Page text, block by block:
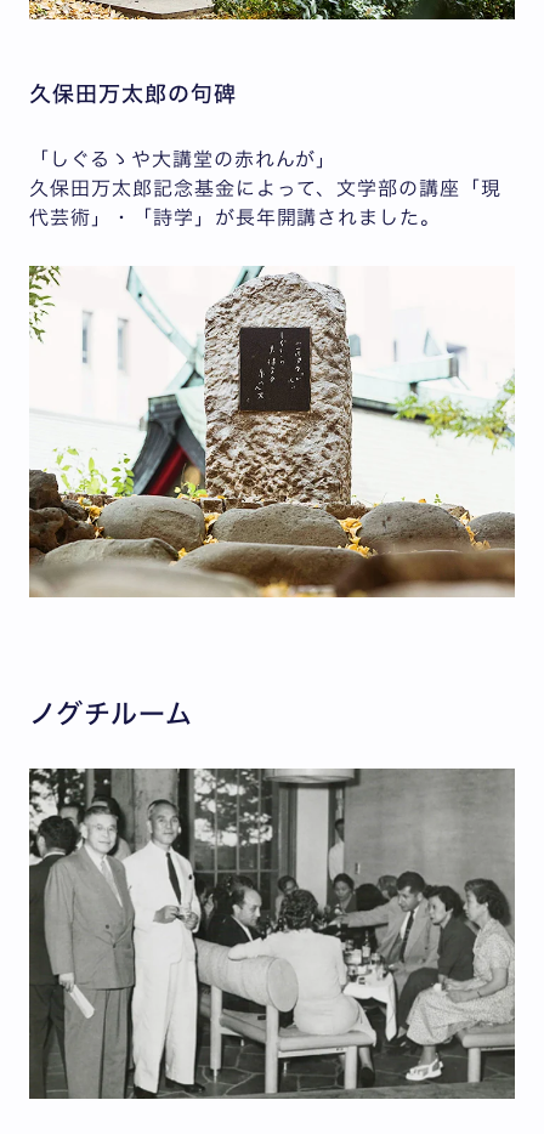
久保田万太郎の句碑
「しぐるゝや大講堂の赤れんが」
久保田万太郎記念基金によって、文学部の講座「現
代芸術」・「詩学」が長年開講されました。
ノグチルーム